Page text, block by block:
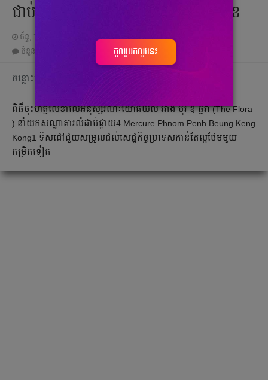
ជាប់និងខុនដូ ឌឹ ផ្លរ៉ា ស្វីត នាពេលខាងមុខ
ច័ន្ទ, 14 វិច្ឆិកា 2022 03:20
ចំនួនមតិ
ចន្លោះមិនឃើញ
ពិធីចុះហត្ថលេខាលើអនុស្សរណៈយោគយល់ រវាង បុរី ឌឹ ផ្លរ៉ា (The Flora
) នាំយកសណ្ឋាគារលំដាប់ផ្កាយ4 Mercure Phnom Penh Beung Keng
Kong1 ទិសដៅជួយសម្រួលដល់សេដ្ឋកិច្ចប្រទេសកាន់តែល្អថែមមួយ
កម្រិតទៀត
ចូលរួមឥលូវនេះ